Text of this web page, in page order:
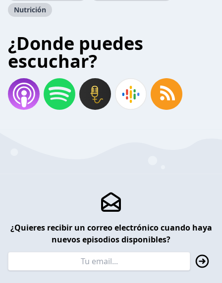
Nutrición
¿Donde puedes
escuchar?
¿Quieres recibir un correo electrónico cuando haya
nuevos episodios disponibles?